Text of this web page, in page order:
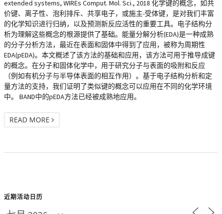
extended systems, WIREs Comput. Mol. Sci., 2018 化学键的概念，如共
价键、离子性、泡利排斥、共享电子，或施主-受体键，是对我们丰富
的化学知识进行归纳，以及预测新反应活性的重要工具。电子结构分
析为理解这些概念的根源提供了基础。能量分解分析(EDA)是一种成熟
的分子分析方法，最近在表面和固体中得到了应用，被称为周期性
EDA(pEDA)。本文概述了该方法的基础和应用，该方法可用于推导成键
的概念。在分子和固体化学中，用于研究分子与表面的吸附和反应
（例如有机分子与半导体表面的相互作用）。基于电子结构分析和定
量方法的支持，我们证明了类似键的概念可以应用在不同的化学环境
中。 BAND中的pEDA方法已经被成熟地应用。
READ MORE
近期活动日历